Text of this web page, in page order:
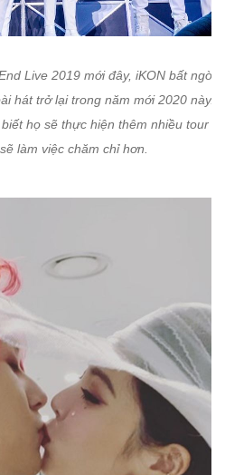
Live 2019 mới đây, iKON bất ngờ
hát trở lại trong năm mới 2020 này.
họ sẽ thực hiện thêm nhiều tour
làm việc chăm chỉ hơn.